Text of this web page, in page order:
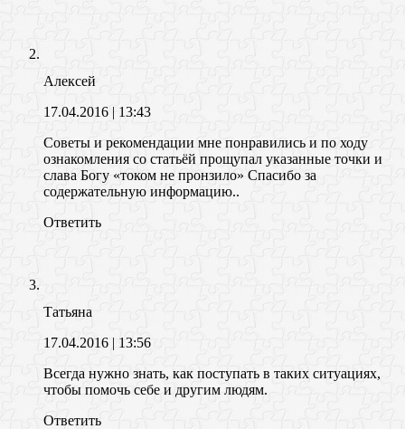
Алексей
17.04.2016 | 13:43
Советы и рекомендации мне понравились и по ходу
ознакомления со статьёй прощупал указанные точки и
слава Богу «током не пронзило» Спасибо за
содержательную информацию..
Ответить
Татьяна
17.04.2016 | 13:56
Всегда нужно знать, как поступать в таких ситуациях,
чтобы помочь себе и другим людям.
Ответить